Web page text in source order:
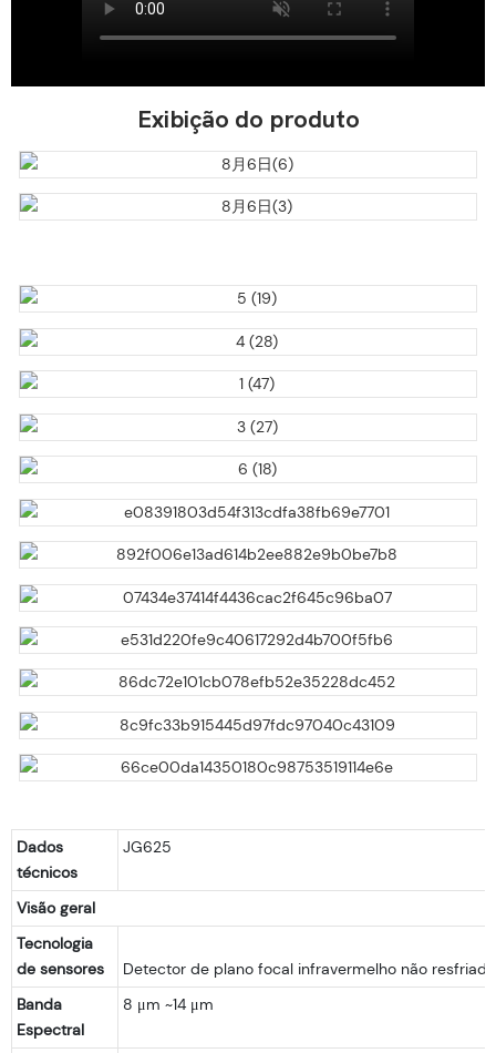
Exibição do produto
Dados
técnicos
JG625
Visão geral
Tecnologia
de sensores
Banda
Espectral
8 μm ~14 μm